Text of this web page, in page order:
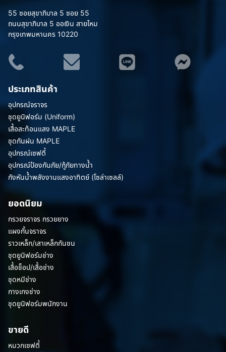
55 ซอยสุขาภิบาล 5 ซอย 55
ถนนสุขาภิบาล 5 ออเงิน สายไหม
กรุงเทพมหานคร 10220
ประเภทสินค้า
อุปกรณ์จราจร
ชุดยูนิฟอร์ม (Uniform)
เสื้อสะท้อนแสง MAPLE
ชุดกันฝน MAPLE
อุปกรณ์เซฟตี้
อุปกรณ์ป้องกันภัย/กู้ภัยทางน้ำ
กังหันน้ำพลังงานแสงอาทิตย์ (โซล่าเซลล์)
ยอดนิยม
กรวยจราจร กรวยยาง
แผงกั้นจราจร
ราวเหล็ก/เสาเหล็กกันชน
ชุดยูนิฟอร์มช่าง
เสื้อช็อป/เสื้อช่าง
ชุดหมีช่าง
กางเกงช่าง
ชุดยูนิฟอร์มพนักงาน
ขายดี
หมวกเซฟตี้